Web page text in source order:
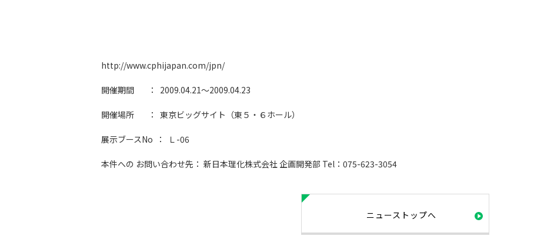
http://www.cphijapan.com/jpn/
開催期間 ： 2009.04.21～2009.04.23
開催場所 ： 東京ビッグサイト（東５・６ホール）
展示ブースNo ： Ｌ-06
本件への お問い合わせ先： 新日本理化株式会社 企画開発部 Tel：075-623-3054
ニューストップへ